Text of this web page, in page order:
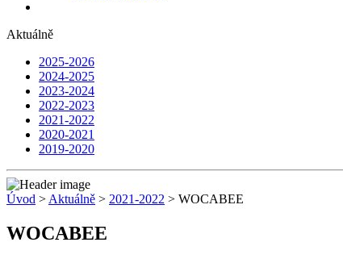
Aktuálně
2025-2026
2024-2025
2023-2024
2022-2023
2021-2022
2020-2021
2019-2020
Úvod > Aktuálně > 2021-2022 > WOCABEE
WOCABEE